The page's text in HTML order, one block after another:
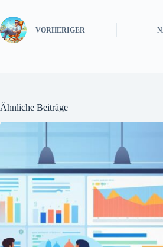
VORHERIGER
Ähnliche Beiträge